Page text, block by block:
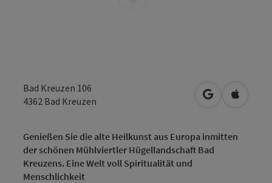
Bad Kreuzen 106
4362 Bad Kreuzen in Google
in
Genießen Sie die alte Heilkunst aus Europa inmitten
der schönen Mühlviertler Hügellandschaft Bad
Kreuzens. Eine Welt voll Spiritualität und
Menschlichkeit